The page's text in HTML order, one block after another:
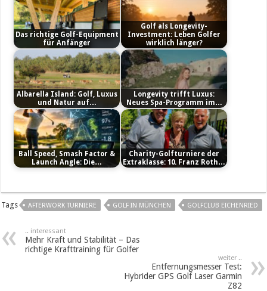
Das richtige Golf-Equipment
für Anfänger
Golf als Longevity-
Investment: Leben Golfer
wirklich länger?
Albarella Island: Golf, Luxus
und Natur auf…
Longevity trifft Luxus:
Neues Spa-Programm im…
Ball Speed, Smash Factor &
Launch Angle: Die…
Charity-Golfturniere der
Extraklasse: 10. Franz Roth…
Tags AFTERWORK TURNIERE GOLF IN MÜNCHEN GOLFCLUB EICHENRIED
.. interessant
Mehr Kraft und Stabilität – Das
richtige Krafttraining für Golfer
weiter ..
Entfernungsmesser Test:
Hybrider GPS Golf Laser Garmin
Z82